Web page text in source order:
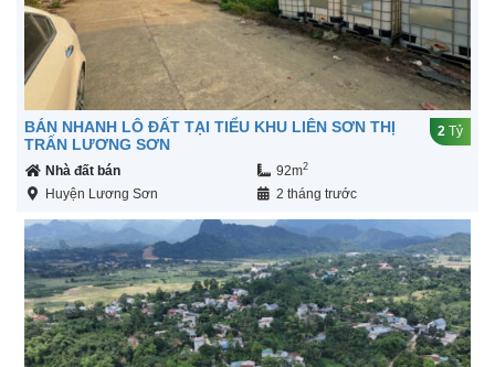
BÁN NHANH LÔ ĐẤT TẠI TIỂU KHU LIÊN SƠN THỊ
TRẤN LƯƠNG SƠN
2 Tỷ
Nhà đất bán 92m2
Huyện Lương Sơn 2 tháng trước